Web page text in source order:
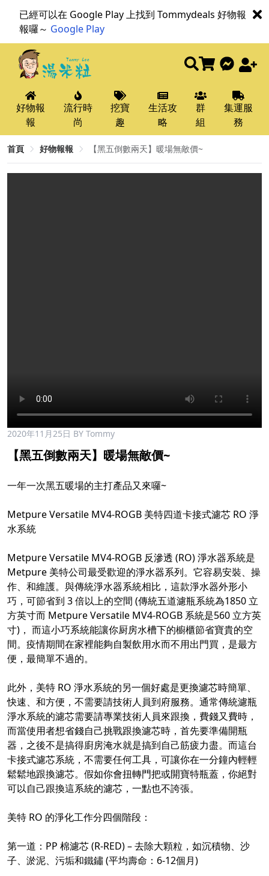
已經可以在 Google Play 上找到 Tommydeals 好物報
報囉～ Google Play
好物報
報
流行時
尚
挖寶
趣
生活攻
略
群
組
集運服
務
首頁 好物報報 【黑五倒數兩天】暖場無敵價~
2020年11月25日 BY Tommy
【黑五倒數兩天】暖場無敵價~
一年一次黑五暖場的主打產品又來囉~
Metpure Versatile MV4-ROGB 美特四道卡接式濾芯 RO 淨
水系統
Metpure Versatile MV4-ROGB 反滲透 (RO) 淨水器系統是
Metpure 美特公司最受歡迎的淨水器系列。它容易安裝、操
作、和維護。與傳統淨水器系統相比，這款淨水器外形小
巧，可節省到 3 倍以上的空間 (傳統五道濾瓶系統為1850 立
方英寸而 Metpure Versatile MV4-ROGB 系統是560 立方英
寸)， 而這小巧系統能讓你厨房水槽下的櫥櫃節省寶貴的空
間。疫情期間在家裡能夠自製飲用水而不用出門買，是最方
便，最簡單不過的。
此外，美特 RO 淨水系統的另一個好處是更換濾芯時簡單、
快速、和方便，不需要請技術人員到府服務。通常傳統濾瓶
淨水系統的濾芯需要請專業技術人員來跟換，費錢又費時，
而當使用者想省錢自己挑戰跟換濾芯時，首先要準備開瓶
器，之後不是搞得廚房淹水就是搞到自己筋疲力盡。而這台
卡接式濾芯系統，不需要任何工具，可讓你在一分鐘內輕輕
鬆鬆地跟換濾芯。假如你會扭轉門把或開寶特瓶蓋，你絕對
可以自己跟換這系統的濾芯，一點也不誇張。
美特 RO 的淨化工作分四個階段：
第一道：PP 棉濾芯 (R-RED) – 去除大顆粒，如沉積物、沙
子、淤泥、污垢和鐵鏽 (平均壽命：6-12個月)